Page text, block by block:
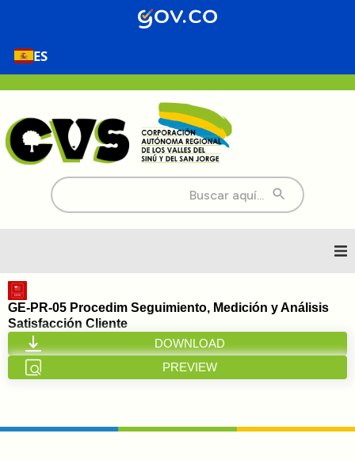
ES
Buscar:
Inicio
Nosotros
Directorios
GE-PR-05 Procedim Seguimiento, Medición y Análisis
Satisfacción Cliente
DOWNLOAD
PREVIEW